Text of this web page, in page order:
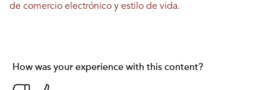
de comercio electrónico y estilo de vida.